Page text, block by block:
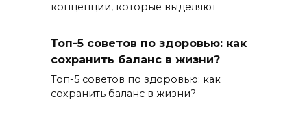
концепции, которые выделяют
Топ-5 советов по здоровью: как
сохранить баланс в жизни?
Топ-5 советов по здоровью: как
сохранить баланс в жизни?